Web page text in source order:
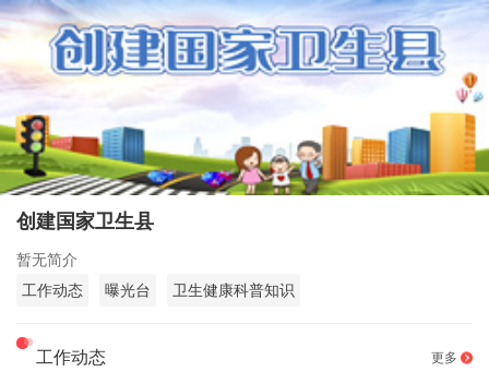
创建国家卫生县
暂无简介
工作动态
曝光台 卫生健康科普知识
工作动态 更多